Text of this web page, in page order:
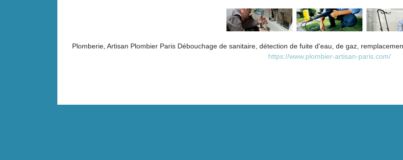
Plomberie, Artisan Plombier Paris Débouchage de sanitaire, détection de fuite d'eau, de gaz,
https://www.plombier-artisan-paris.com/